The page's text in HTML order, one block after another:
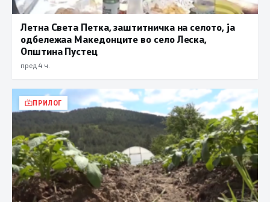
Летна Света Петка, заштитничка на селото, ја
одбележаа Македонците во село Леска,
Општина Пустец
пред 4 ч.
ПРИЛОГ